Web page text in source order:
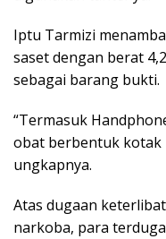
Iptu Tarmizi
saset dengan berat
sebagai barang bukti.
“Termasuk
obat berbentuk kotak
ungkapnya.
Atas dugaan
narkoba, para